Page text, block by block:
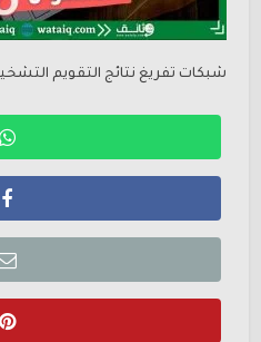
شبكات تفريغ نتائج التقويم